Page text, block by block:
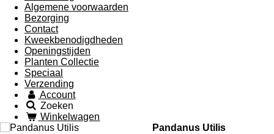
Algemene voorwaarden
Bezorging
Contact
Kweekbenodigdheden
Openingstijden
Planten Collectie
Speciaal
Verzending
Account
Zoeken
Winkelwagen
Pandanus Utilis